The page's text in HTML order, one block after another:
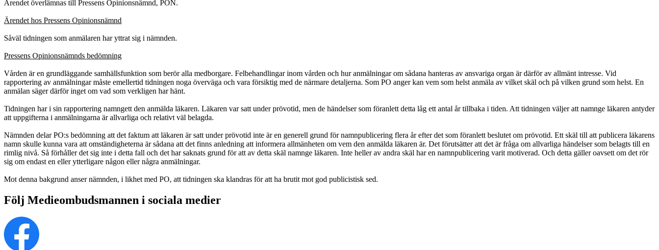
Ärendet överlämnas till Pressens Opinionsnämnd, PON.
Ärendet hos Pressens Opinionsnämnd
Såväl tidningen som anmälaren har yttrat sig i nämnden.
Pressens Opinionsnämnds bedömning
Vården är en grundläggande samhällsfunktion som berör alla medborgare. Felbehandlingar inom vården och hur anmälningar om sådana hanteras av ansvariga organ är därför av allmänt intresse. Vid
rapportering av anmälningar måste emellertid tidningen noga överväga och vara försiktig med de närmare detaljerna. Som PO anger kan vem som helst anmäla av vilket skäl och på vilken grund som helst. En
anmälan säger därför inget om vad som verkligen har hänt.
Tidningen har i sin rapportering namngett den anmälda läkaren. Läkaren var satt under prövotid, men de händelser som föranlett detta låg ett antal år tillbaka i tiden. Att tidningen väljer att namnge läkaren antyder
att uppgifterna i anmälningarna är allvarliga och relativt väl belagda.
Nämnden delar PO:s bedömning att det faktum att läkaren är satt under prövotid inte är en generell grund för namnpublicering flera år efter det som föranlett beslutet om prövotid. Ett skäl till att publicera läkarens
namn skulle kunna vara att omständigheterna är sådana att det finns anledning att informera allmänheten om vem den anmälda läkaren är. Det förutsätter att det är fråga om allvarliga händelser som belagts till en
rimlig nivå. Så förhåller det sig inte i detta fall och det har saknats grund för att av detta skäl namnge läkaren. Inte heller av andra skäl har en namnpublicering varit motiverad. Och detta gäller oavsett om det rör
sig om endast en eller ytterligare någon eller några anmälningar.
Mot denna bakgrund anser nämnden, i likhet med PO, att tidningen ska klandras för att ha brutit mot god publicistisk sed.
Följ Medieombudsmannen i sociala medier